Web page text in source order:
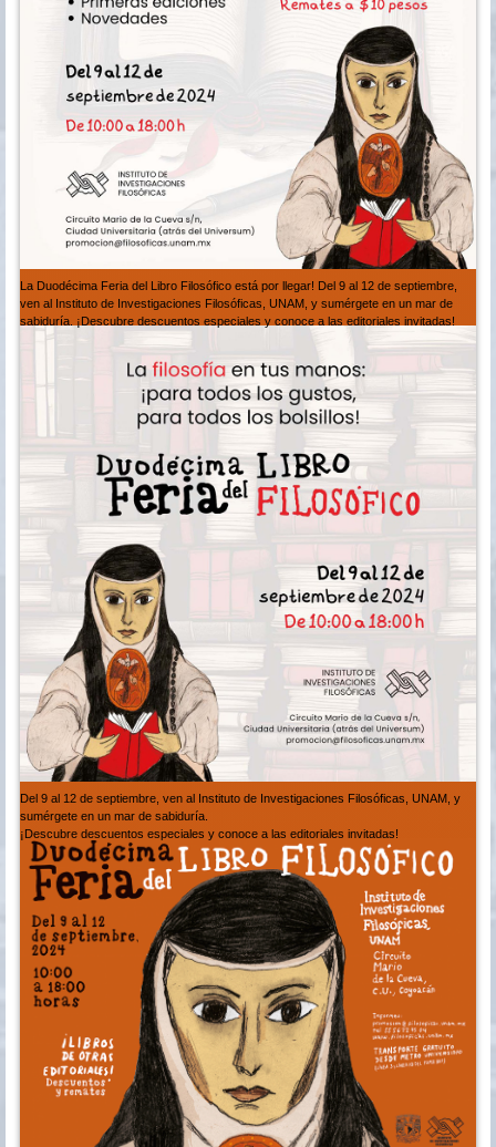
La Duodécima Feria del Libro Filosófico está por llegar! Del 9 al 12 de septiembre,
ven al Instituto de Investigaciones Filosóficas, UNAM, y sumérgete en un mar de
sabiduría. ¡Descubre descuentos especiales y conoce a las editoriales invitadas!
Del 9 al 12 de septiembre, ven al Instituto de Investigaciones Filosóficas, UNAM, y
sumérgete en un mar de sabiduría.
¡Descubre descuentos especiales y conoce a las editoriales invitadas!